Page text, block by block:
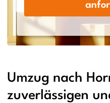
Umzug nach
zuverlässigen